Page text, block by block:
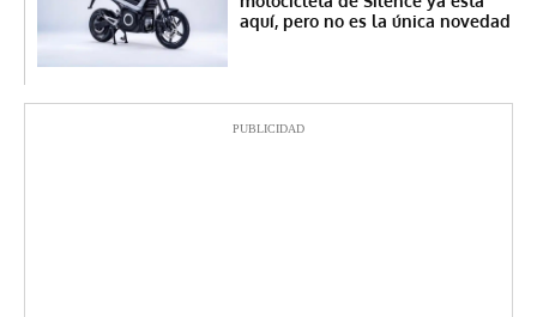
aquí, pero no es la única novedad
PUBLICIDAD